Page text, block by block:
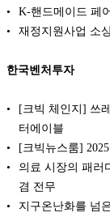
K-핸드메이드 페
재정지원사업 소
한국벤처투자
[크빅 체인지] 쓰
터에이블
[크빅뉴스룸]
의료 시장의 패러
겸 전무
지구온난화를 넘